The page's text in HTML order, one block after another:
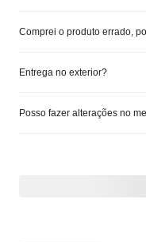
Comprei o produto errado,
Entrega no exterior?
Posso fazer alterações no